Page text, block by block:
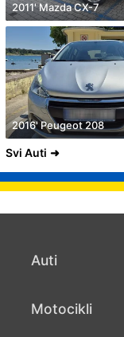
2011' Mazda CX-7
2016' Peugeot 208
Svi Auti
Auti
Motocikli